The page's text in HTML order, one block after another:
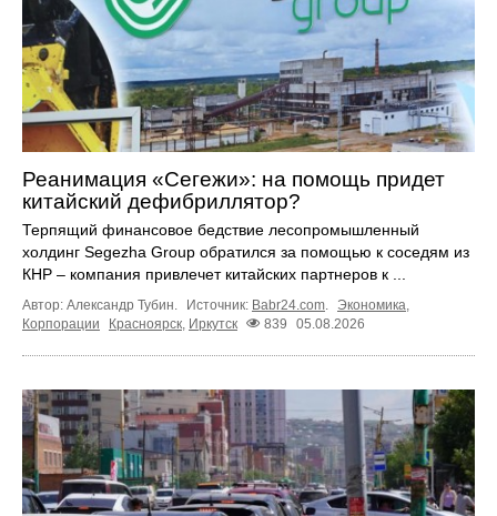
Реанимация «Сегежи»: на помощь придет
китайский дефибриллятор?
Терпящий финансовое бедствие лесопромышленный
холдинг Segezha Group обратился за помощью к соседям из
КНР – компания привлечет китайских партнеров к ...
Автор: Александр Тубин. Источник: Babr24.com. Экономика,
Корпорации
Красноярск, Иркутск 839 05.08.2026